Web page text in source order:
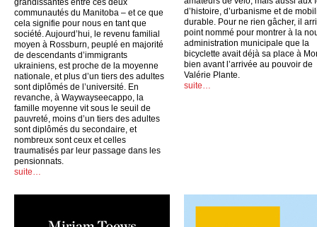
communautés du Manitoba – et ce que
cela signifie pour nous en tant que
société. Aujourd’hui, le revenu familial
moyen à Rossburn, peuplé en majorité
de descendants d’immigrants
ukrainiens, est proche de la moyenne
nationale, et plus d’un tiers des adultes
sont diplômés de l’université. En
revanche, à Waywayseecappo, la
famille moyenne vit sous le seuil de
pauvreté, moins d’un tiers des adultes
sont diplômés du secondaire, et
nombreux sont ceux et celles
traumatisés par leur passage dans les
pensionnats.
suite…
d’histoire, d’urbanisme et de
durable. Pour ne rien gâcher, il
point nommé pour montrer à la
administration municipale que la
bicyclette avait déjà sa place à
bien avant l’arrivée au pouvoir de
Valérie Plante.
suite…